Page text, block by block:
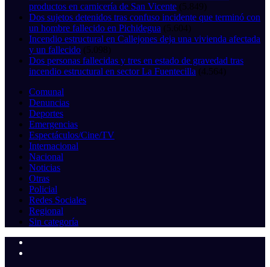
productos en carnicería de San Vicente (5.849)
Dos sujetos detenidos tras confuso incidente que terminó con
un hombre fallecido en Pichidegua (5.604)
Incendio estructural en Callejones deja una vivienda afectada
y un fallecido (5.098)
Dos personas fallecidas y tres en estado de gravedad tras
incendio estructural en sector La Fuentecilla (4.564)
Comunal
Denuncias
Deportes
Emergencias
Espectáculos/Cine/TV
Internacional
Nacional
Noticias
Otras
Policial
Redes Sociales
Regional
Sin categoría